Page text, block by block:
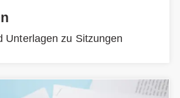
Unterlagen zu Sitzungen